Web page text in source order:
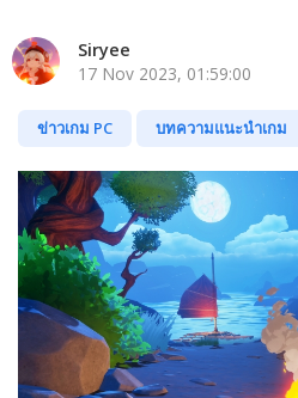
Siryee
17 Nov 2023, 01:59:00
ข่าวเกม PC บทความแนะนำเกม